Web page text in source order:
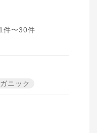
件〜30件
ニック